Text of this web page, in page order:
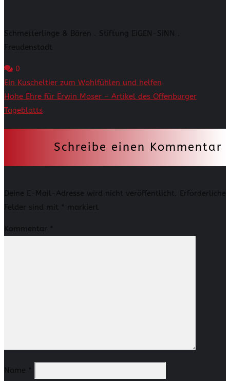
Schmetterlinge & Bären . Stiftung EiGEN-SiNN .
Freudenstadt
0
Beitragsnavigation
Ein Kuscheltier zum Wohlfühlen und helfen
Hohe Ehre für Erwin Moser – Artikel des Offenburger
Tageblatts
Schreibe einen Kommentar
Deine E-Mail-Adresse wird nicht veröffentlicht. Erforderliche
Felder sind mit * markiert
Kommentar *
Name *